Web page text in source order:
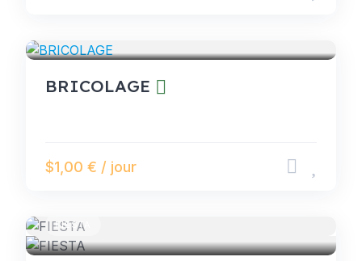
BRICOLAGE
$1,00 € / jour
FIESTA